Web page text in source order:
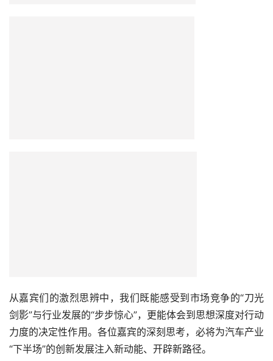
从嘉宾们的激烈思辨中，我们既能感受到市场竞争的“刀光
剑影”与行业发展的“步步惊心”，更能体会到思想深度对行动
力度的决定性作用。各位嘉宾的深刻思考，必将为汽车产业
“下半场”的创新发展注入新动能、开辟新路径。